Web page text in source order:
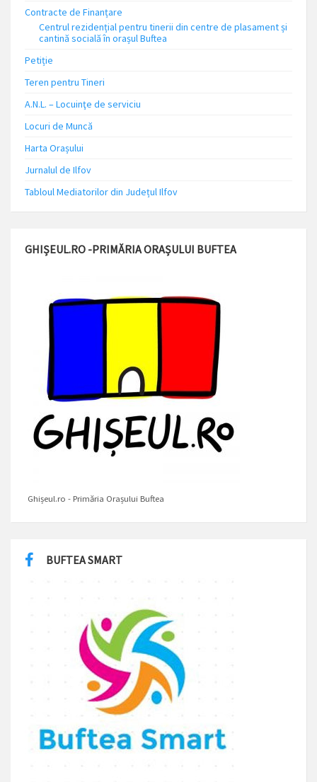
Contracte de Finanțare
Centrul rezidențial pentru tinerii din centre de plasament și
cantină socială în orașul Buftea
Petiție
Teren pentru Tineri
A.N.L. – Locuinţe de serviciu
Locuri de Muncă
Harta Orașului
Jurnalul de Ilfov
Tabloul Mediatorilor din Județul Ilfov
GHIȘEUL.RO -PRIMĂRIA ORAȘULUI BUFTEA
Ghișeul.ro - Primăria Orașului Buftea
BUFTEA SMART